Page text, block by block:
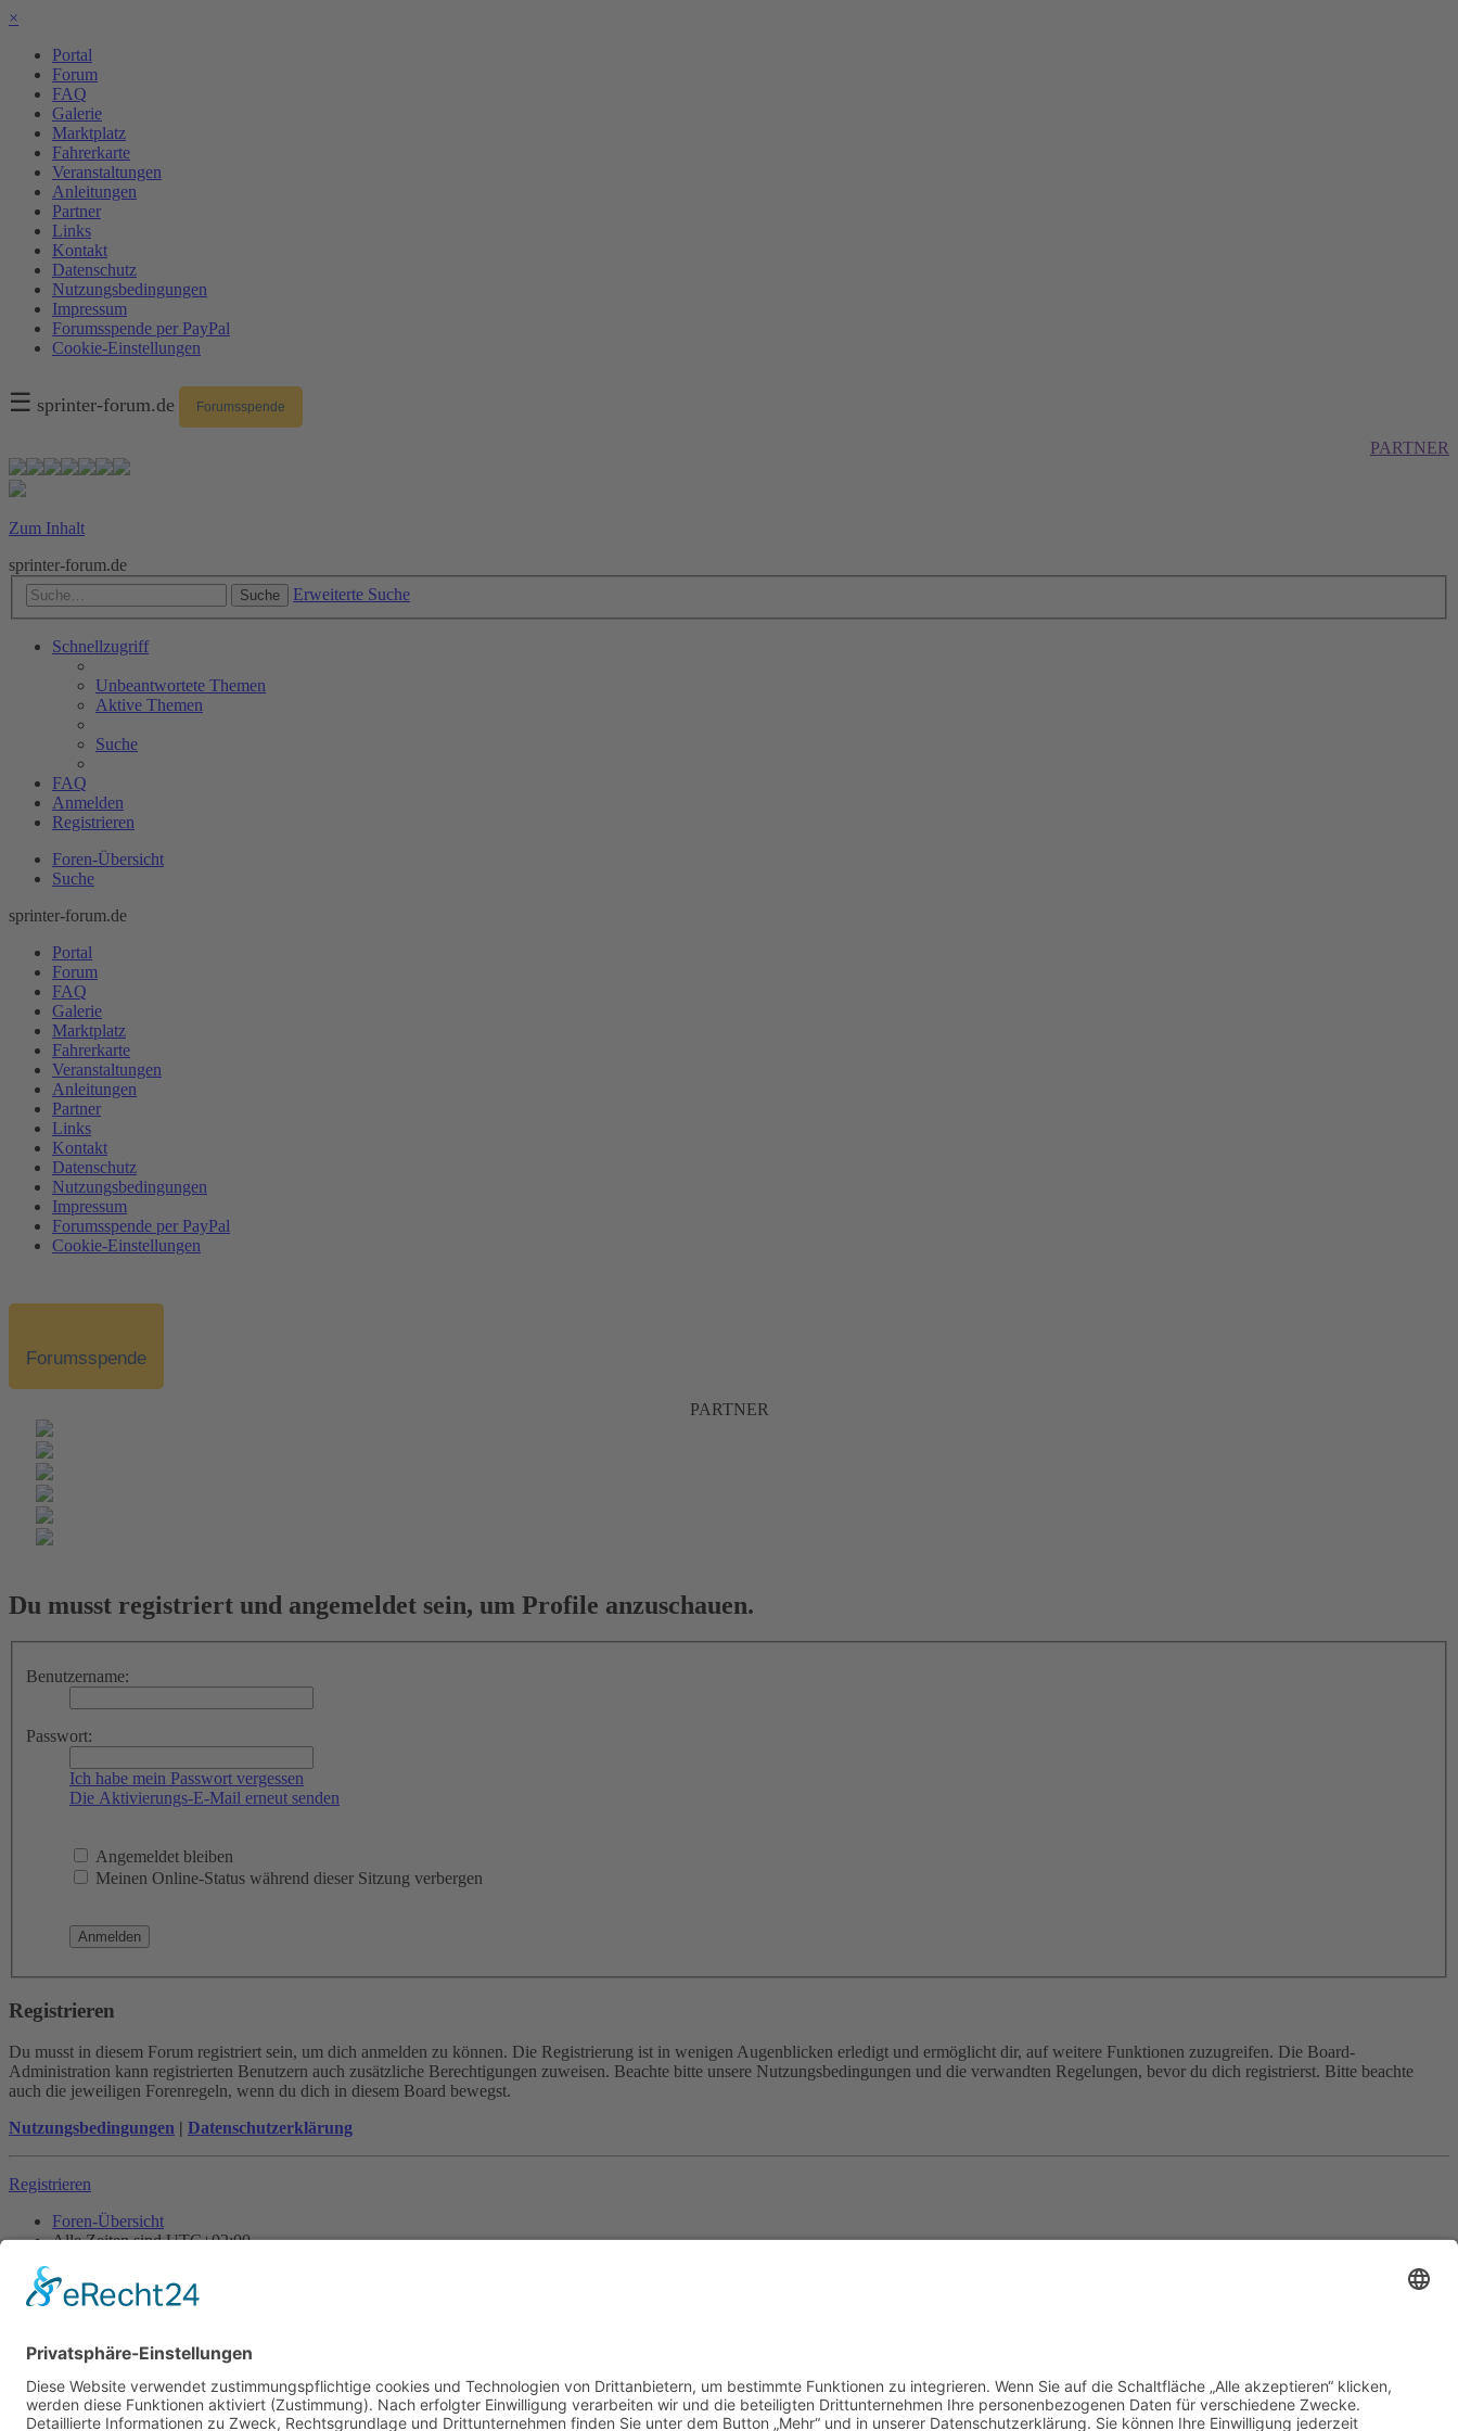
×
Portal
Forum
FAQ
Galerie
Marktplatz
Fahrerkarte
Veranstaltungen
Anleitungen
Partner
Links
Kontakt
Datenschutz
Nutzungsbedingungen
Impressum
Forumsspende per PayPal
Cookie-Einstellungen
☰ sprinter-forum.de Forumsspende
PARTNER
Zum Inhalt
sprinter-forum.de
Suche Erweiterte Suche
Schnellzugriff
Unbeantwortete Themen
Aktive Themen
Suche
FAQ
Anmelden
Registrieren
Foren-Übersicht
Suche
sprinter-forum.de
Portal
Forum
FAQ
Galerie
Marktplatz
Fahrerkarte
Veranstaltungen
Anleitungen
Partner
Links
Kontakt
Datenschutz
Nutzungsbedingungen
Impressum
Forumsspende per PayPal
Cookie-Einstellungen
Forumsspende
PARTNER
Du musst registriert und angemeldet sein, um Profile anzuschauen.
Benutzername:
Passwort:
Ich habe mein Passwort vergessen
Die Aktivierungs-E-Mail erneut senden
Angemeldet bleiben
Meinen Online-Status während dieser Sitzung verbergen
Registrieren
Du musst in diesem Forum registriert sein, um dich anmelden zu können. Die Registrierung ist in wenigen Augenblicken erledigt und ermöglicht dir, auf weitere Funktionen zuzugreifen. Die Board-
Administration kann registrierten Benutzern auch zusätzliche Berechtigungen zuweisen. Beachte bitte unsere Nutzungsbedingungen und die verwandten Regelungen, bevor du dich registrierst. Bitte beachte
auch die jeweiligen Forenregeln, wenn du dich in diesem Board bewegst.
Nutzungsbedingungen | Datenschutzerklärung
Registrieren
Foren-Übersicht
Alle Zeiten sindUTC+02:00
Powered byphpBB® Forum Software © phpBB Limited
Datenschutz |Nutzungsbedingungen